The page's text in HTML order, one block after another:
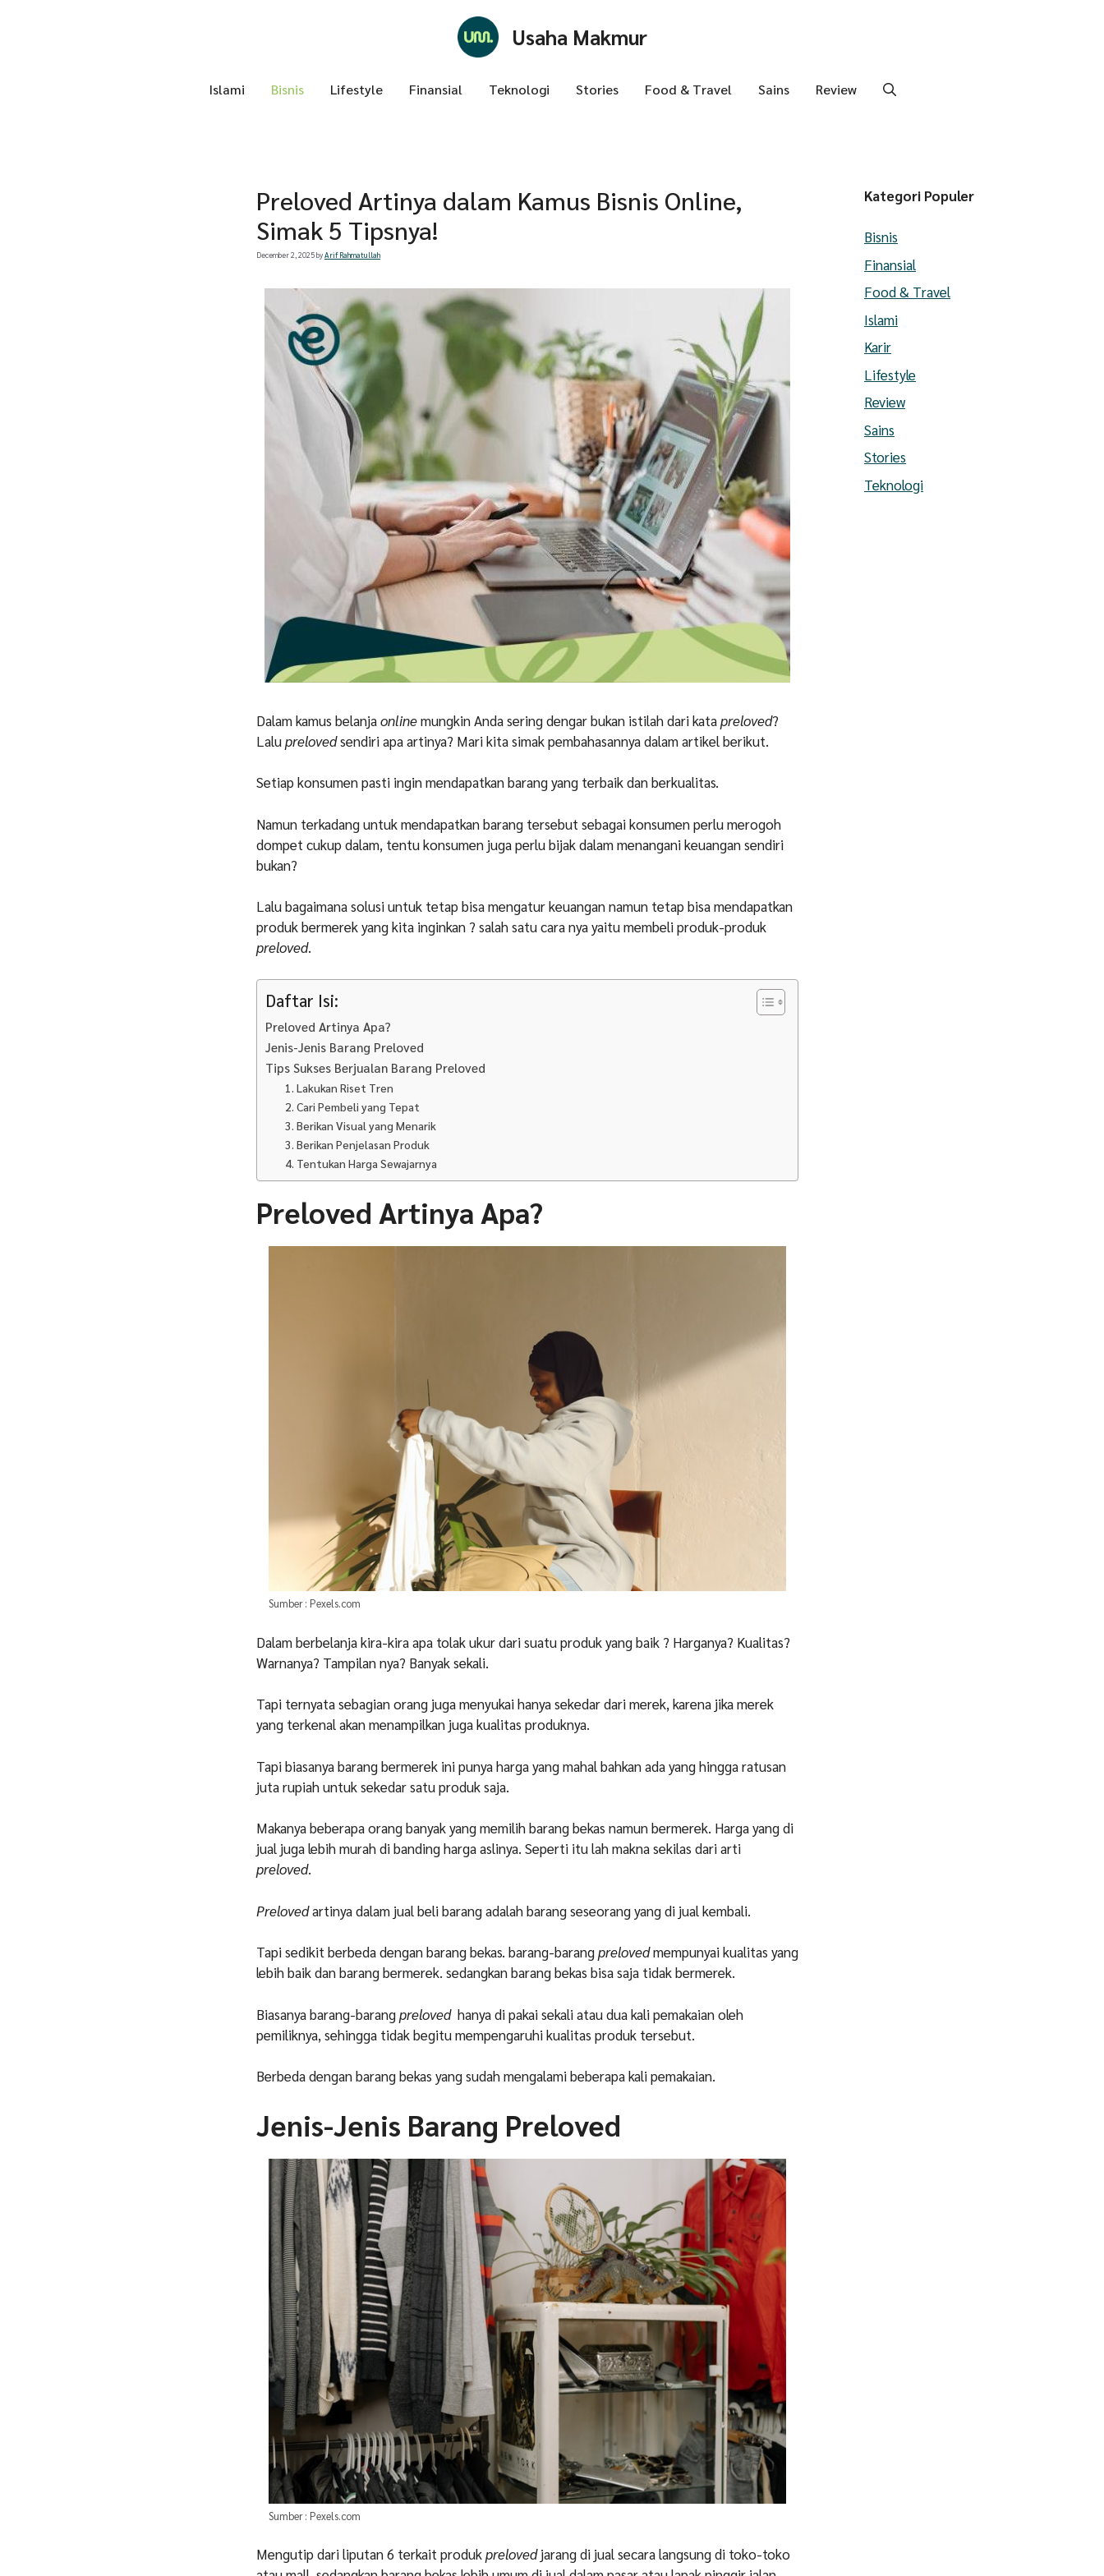
Usaha Makmur
Islami Bisnis Lifestyle Finansial Teknologi Stories Food & Travel Sains Review
Preloved Artinya dalam Kamus Bisnis Online,
Simak 5 Tipsnya!
December 2, 2025byArif Rahmatullah
Dalam kamus belanjaonlinemungkin Anda sering dengar bukan istilah dari katapreloved?
Laluprelovedsendiri apa artinya? Mari kita simak pembahasannya dalam artikel berikut.
Setiap konsumen pasti ingin mendapatkan barang yang terbaik dan berkualitas.
Namun terkadang untuk mendapatkan barang tersebut sebagai konsumen perlu merogoh
dompet cukup dalam, tentu konsumen juga perlu bijak dalam menangani keuangan sendiri
bukan?
Lalu bagaimana solusi untuk tetap bisa mengatur keuangan namun tetap bisa mendapatkan
produk bermerek yang kita inginkan ? salah satu cara nya yaitu membeli produk-produk
preloved.
Daftar Isi:
Preloved Artinya Apa?
Jenis-Jenis Barang Preloved
Tips Sukses Berjualan Barang Preloved
1. Lakukan Riset Tren
2. Cari Pembeli yang Tepat
3. Berikan Visual yang Menarik
3. Berikan Penjelasan Produk
4. Tentukan Harga Sewajarnya
Preloved Artinya Apa?
Sumber : Pexels.com
Dalam berbelanja kira-kira apa tolak ukur dari suatu produk yang baik ? Harganya? Kualitas?
Warnanya? Tampilan nya? Banyak sekali.
Tapi ternyata sebagian orang juga menyukai hanya sekedar dari merek, karena jika merek
yang terkenal akan menampilkan juga kualitas produknya.
Tapi biasanya barang bermerek ini punya harga yang mahal bahkan ada yang hingga ratusan
juta rupiah untuk sekedar satu produk saja.
Makanya beberapa orang banyak yang memilih barang bekas namun bermerek. Harga yang di
jual juga lebih murah di banding harga aslinya. Seperti itu lah makna sekilas dari arti
preloved.
Prelovedartinya dalam jual beli barang adalah barang seseorang yang di jual kembali.
Tapi sedikit berbeda dengan barang bekas. barang-barangprelovedmempunyai kualitas yang
lebih baik dan barang bermerek. sedangkan barang bekas bisa saja tidak bermerek.
Biasanya barang-barangprelovedhanya di pakai sekali atau dua kali pemakaian oleh
pemiliknya, sehingga tidak begitu mempengaruhi kualitas produk tersebut.
Berbeda dengan barang bekas yang sudah mengalami beberapa kali pemakaian.
Jenis-Jenis Barang Preloved
Sumber : Pexels.com
Mengutip dari liputan 6 terkait produkprelovedjarang di jual secara langsung di toko-toko
Kategori Populer
Bisnis
Finansial
Food & Travel
Islami
Karir
Lifestyle
Review
Sains
Stories
Teknologi